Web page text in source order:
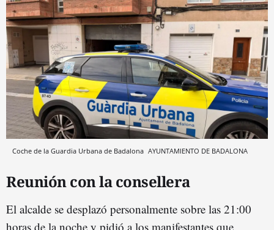
Coche de la Guardia Urbana de Badalona AYUNTAMIENTO DE BADALONA
Reunión con la consellera
El alcalde se desplazó personalmente sobre las 21:00
horas de la noche y pidió a los manifestantes que